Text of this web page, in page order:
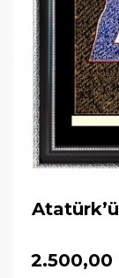
2.500,00